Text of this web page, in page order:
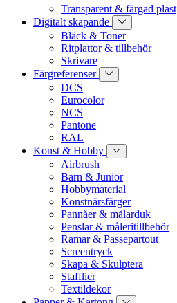
Transparent & färgad plast
Digitalt skapande
Bläck & Toner
Ritplattor & tillbehör
Skrivare
Färgreferenser
DCS
Eurocolor
NCS
Pantone
RAL
Konst & Hobby
Airbrush
Barn & Junior
Hobbymaterial
Konstnärsfärger
Pannåer & målarduk
Penslar & måleritillbehör
Ramar & Passepartout
Screentryck
Skapa & Skulptera
Stafflier
Textildekor